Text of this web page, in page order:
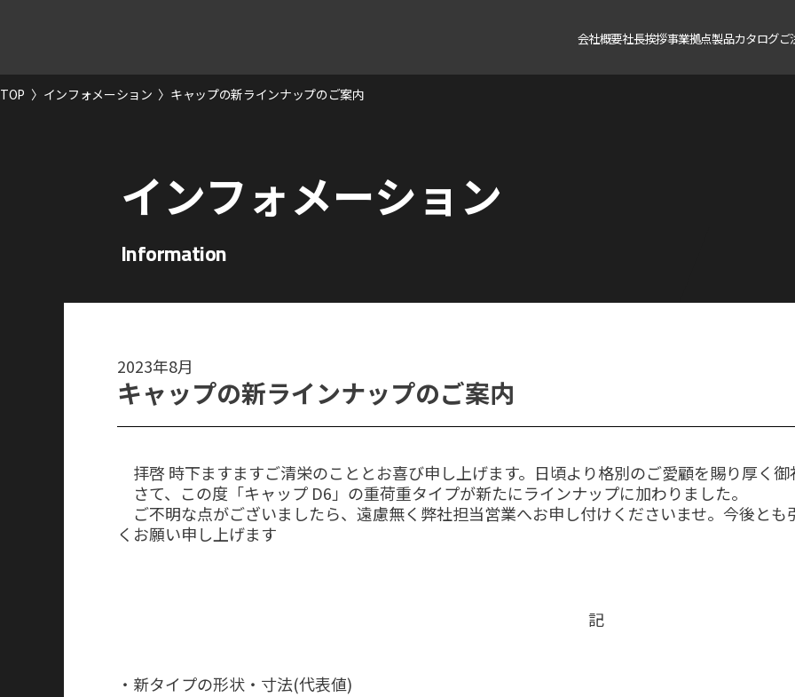
会社概要社長挨拶事業拠点製品カタログご
TOP 〉 インフォメーション 〉 キャップの新ラインナップのご案内
インフォメーション
Information
2023年8月
キャップの新ラインナップのご案内
拝啓 時下ますますご清栄のこととお喜び申し上げます。日頃より格別のご愛顧を賜り厚く御
さて、この度「キャップ D6」の重荷重タイプが新たにラインナップに加わりました。
ご不明な点がございましたら、遠慮無く弊社担当営業へお申し付けくださいませ。今後と
くお願い申し上げます
記
・新タイプの形状・寸法(代表値)